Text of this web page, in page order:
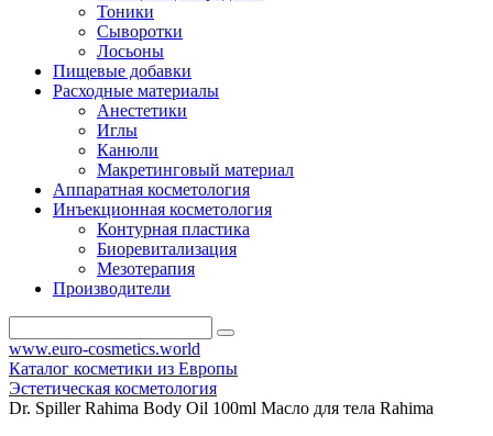
Тоники
Сыворотки
Лосьоны
Пищевые добавки
Расходные материалы
Анестетики
Иглы
Канюли
Макретинговый материал
Аппаратная косметология
Инъекционная косметология
Контурная пластика
Биоревитализация
Мезотерапия
Производители
www.euro-cosmetics.world
Каталог косметики из Европы
Эстетическая косметология
Dr. Spiller Rahima Body Oil 100ml Масло для тела Rahima